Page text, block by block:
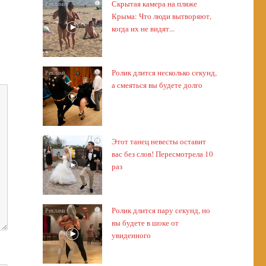
i
Скрытая камера на пляже
Крыма: Что люди вытворяют,
когда их не видят...
i
Ролик длится несколько секунд,
а смеяться вы будете долго
i
Этот танец невесты оставит
вас без слов! Пересмотрела 10
раз
i
Ролик длится пару секунд, но
вы будете в шоке от
увиденного